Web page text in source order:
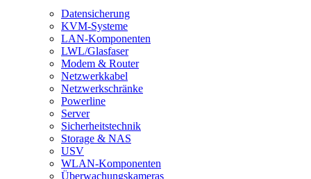
Datensicherung
KVM-Systeme
LAN-Komponenten
LWL/Glasfaser
Modem & Router
Netzwerkkabel
Netzwerkschränke
Powerline
Server
Sicherheitstechnik
Storage & NAS
USV
WLAN-Komponenten
Überwachungskameras